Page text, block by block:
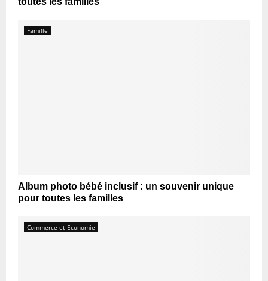
Famille
Album photo bébé inclusif : un souvenir unique
pour toutes les familles
Commerce et Economie